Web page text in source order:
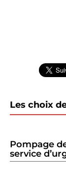
Les choix
Pompage
service